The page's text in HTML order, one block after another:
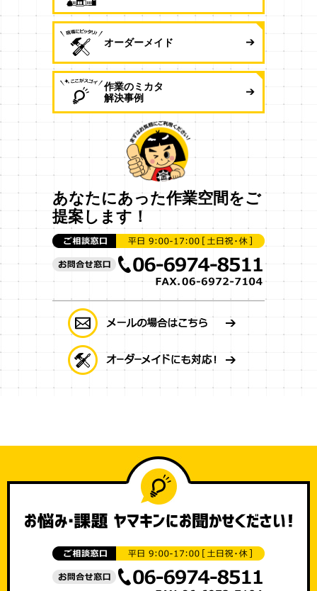
オーダーメイド
作業のミカタ
解決事例
あなたにあった作業空間をご
提案します！